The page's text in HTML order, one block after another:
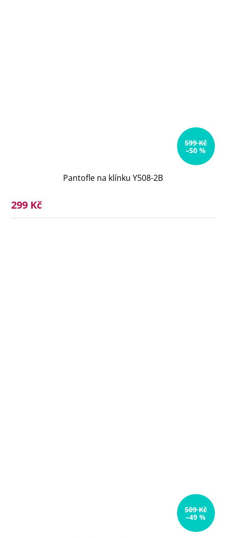
599 Kč
–50 %
Pantofle na klínku Y508-2B
299 Kč
509 Kč
–49 %